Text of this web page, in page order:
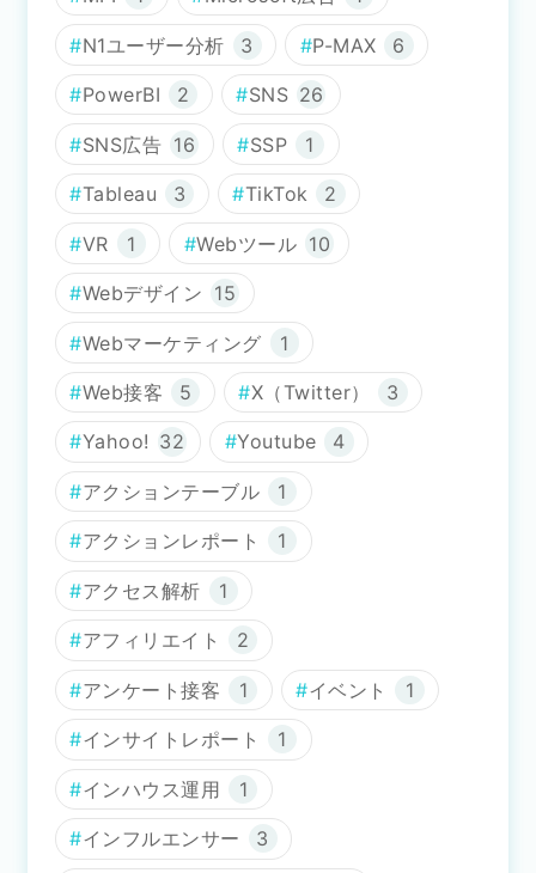
N1ユーザー分析 3 P-MAX 6
PowerBI 2 SNS 26
SNS広告 16 SSP 1
Tableau 3 TikTok 2
VR 1 Webツール 10
Webデザイン 15
Webマーケティング 1
Web接客 5 X（Twitter） 3
Yahoo! 32 Youtube 4
アクションテーブル 1
アクションレポート 1
アクセス解析 1
アフィリエイト 2
アンケート接客 1 イベント 1
インサイトレポート 1
インハウス運用 1
インフルエンサー 3